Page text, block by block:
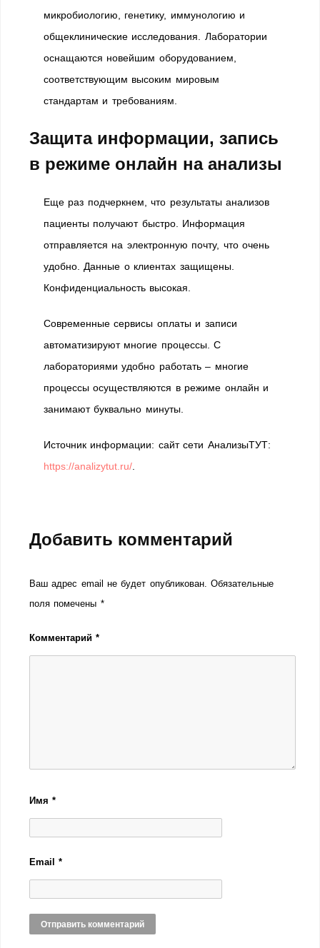
микробиологию, генетику, иммунологию и
общеклинические исследования. Лаборатории
оснащаются новейшим оборудованием,
соответствующим высоким мировым
стандартам и требованиям.
Защита информации, запись
в режиме онлайн на анализы
Еще раз подчеркнем, что результаты анализов
пациенты получают быстро. Информация
отправляется на электронную почту, что очень
удобно. Данные о клиентах защищены.
Конфиденциальность высокая.
Современные сервисы оплаты и записи
автоматизируют многие процессы. С
лабораториями удобно работать – многие
процессы осуществляются в режиме онлайн и
занимают буквально минуты.
Источник информации: сайт сети АнализыТУТ:
https://analizytut.ru/
Добавить комментарий
Ваш адрес email не будет опубликован. Обязательные
поля помечены *
Комментарий*
Имя*
Email*